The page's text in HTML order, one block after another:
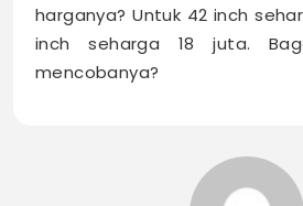
harganya? Untuk 42 inch
inch seharga 18 juta.
mencobanya?